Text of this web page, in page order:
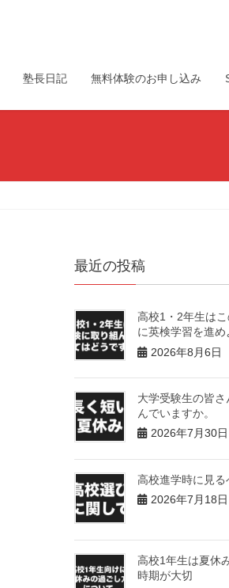
塾長日記 無料体験のお申し込み
最近の投稿
高校1・2年生は
に英検学習を進め
2026年8月6日
大学受験生の皆さ
んでいますか。
2026年7月30日
高校進学時に見る
2026年7月18日
高校1年生は夏休
時期が大切